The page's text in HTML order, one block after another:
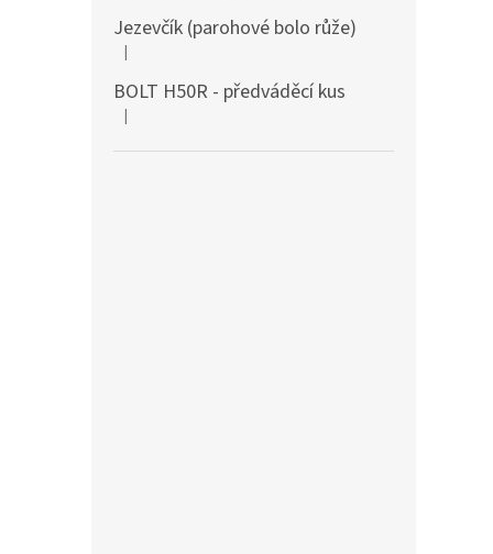
Jezevčík (parohové bolo růže)
Hodnocení produktu je 5 z 5 hvězdiček.
|
BOLT H50R - předváděcí kus
Hodnocení produktu je 5 z 5 hvězdiček.
|